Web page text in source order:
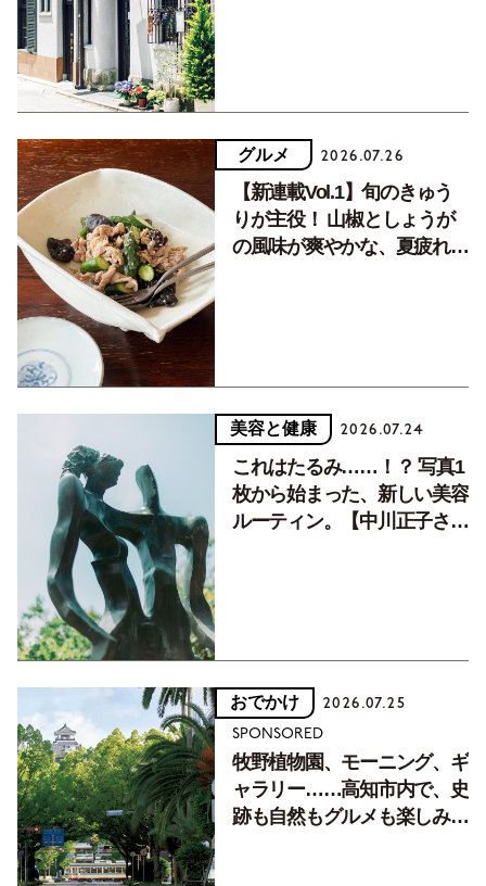
グルメ 2026.07.26
【新連載Vol.1】旬のきゅう
りが主役！ 山椒としょうが
の風味が爽やかな、夏疲れを
美容と健康 2026.07.24
これはたるみ……！？ 写真1
枚から始まった、新しい美容
ルーティン。【中川正子さん
おでかけ 2026.07.25
SPONSORED
牧野植物園、モーニング、ギ
ャラリー……高知市内で、史
跡も自然もグルメも楽しみ尽